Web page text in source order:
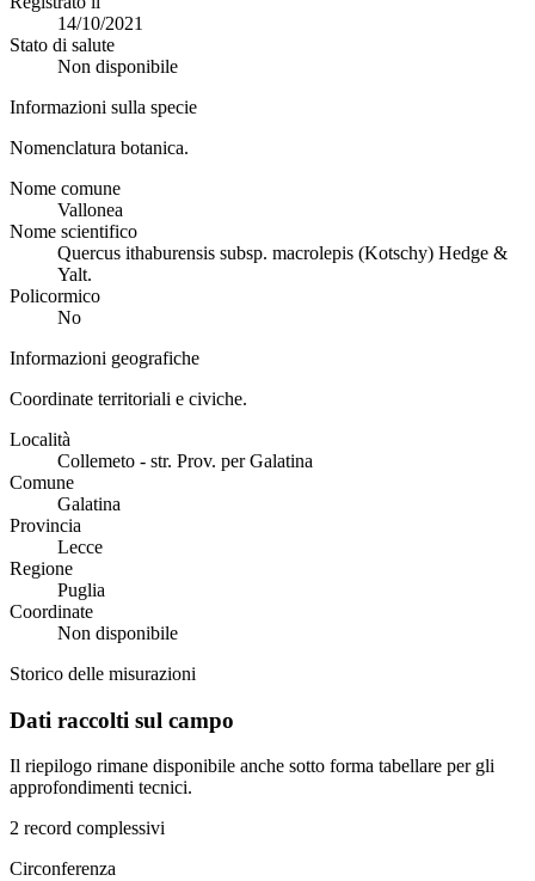
14/10/2021
Stato di salute
Non disponibile
Informazioni sulla specie
Nomenclatura botanica.
Nome comune
Vallonea
Nome scientifico
Quercus ithaburensis subsp. macrolepis (Kotschy) Hedge &
Yalt.
Policormico
No
Informazioni geografiche
Coordinate territoriali e civiche.
Località
Collemeto - str. Prov. per Galatina
Comune
Galatina
Provincia
Lecce
Regione
Puglia
Coordinate
Non disponibile
Storico delle misurazioni
Dati raccolti sul campo
Il riepilogo rimane disponibile anche sotto forma tabellare per gli
approfondimenti tecnici.
2 record complessivi
Circonferenza